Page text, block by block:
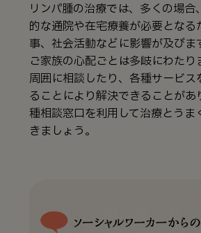
リンパ腫の治療では、多くの場合
的な通院や在宅療養が必要となる
事、社会活動などに影響が及びま
ご家族の心配ごとは多岐にわたり
周囲に相談したり、各種サービス
ることにより解決できることがあ
種相談窓口を利用して治療とうま
きましょう。